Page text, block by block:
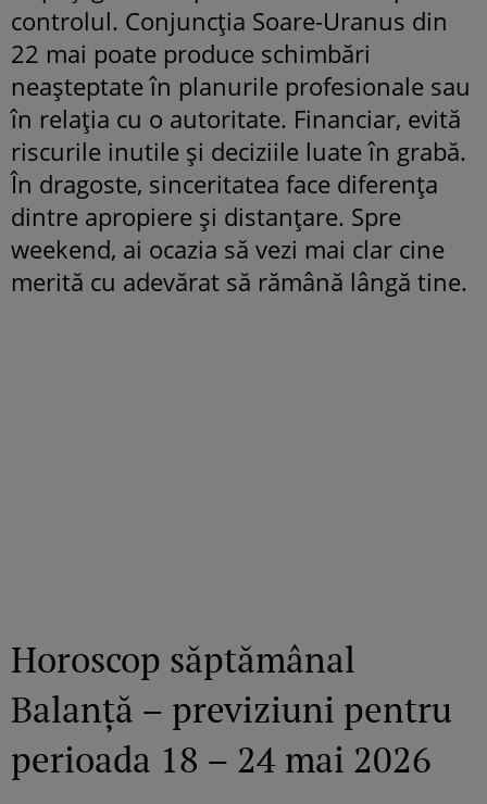
controlul. Conjuncția Soare-Uranus din
22 mai poate produce schimbări
neașteptate în planurile profesionale sau
în relația cu o autoritate. Financiar, evită
riscurile inutile și deciziile luate în grabă.
În dragoste, sinceritatea face diferența
dintre apropiere și distanțare. Spre
weekend, ai ocazia să vezi mai clar cine
merită cu adevărat să rămână lângă tine.
Horoscop săptămânal
Balanță – previziuni pentru
perioada 18 – 24 mai 2026